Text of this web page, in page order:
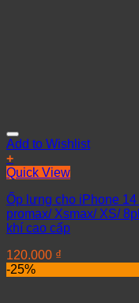
Add to Wishlist
+
Quick View
Ốp lưng cho iPhone 14
promax/ Xsmax/ XS/
khí cao cấp
120.000 ₫
-25%